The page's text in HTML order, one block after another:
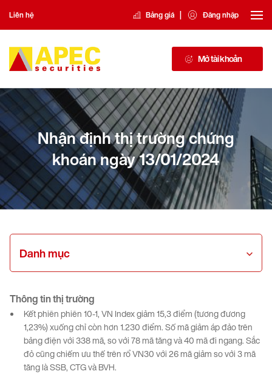
Liên hệ Bảng giá | Đăng nhập
Mở tài khoản
Nhận định thị trường chứng
khoán ngày 13/01/2024
Danh mục
Thông tinthịtrường
Kết phiên phiên 10-1, VN Index giảm 15,3 điểm (tương đương
1,23%) xuống chỉ còn hơn 1.230 điểm. Số mã giảm áp đảo trên
bảng điện với 338 mã, so với 78 mã tăng và 40 mã đi ngang. Sắc
đỏ cũng chiếm ưu thế trên rổ VN30 với 26 mã giảm so với 3 mã
tăng là SSB, CTG và BVH.